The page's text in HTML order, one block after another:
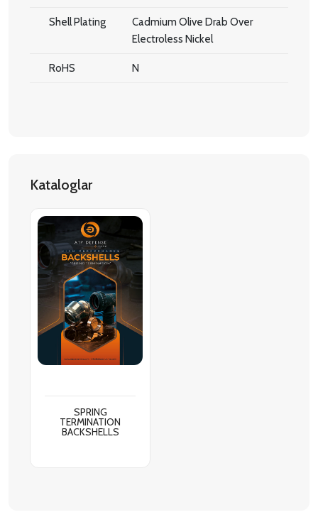
Shell Plating
Cadmium Olive Drab Over
Electroless Nickel
RoHS N
Kataloglar
SPRING
TERMINATION
BACKSHELLS